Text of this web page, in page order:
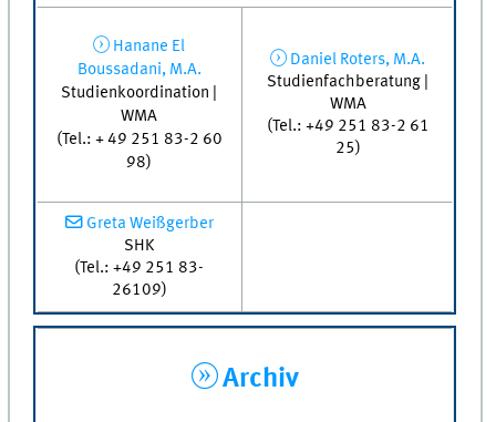
Hanane El
Boussadani, M.A.
Studienkoordination |
WMA
(Tel.: + 49 251 83-2 60
98)
Daniel Roters, M.A.
Studienfachberatung |
WMA
(Tel.: +49 251 83-2 61
25)
Greta Weißgerber
SHK
(Tel.: +49 251 83-
26109)
Archiv